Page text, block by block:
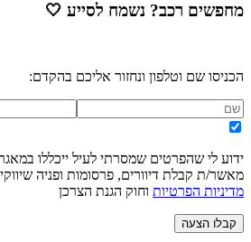
מחפשים רכב? נשמח לסייע 🤍
הכניסו שם וטלפון ונחזור אליכם בהקדם:
ידוע לי שהפרטים שמסרתי לעיל ייכללו
מאשר/ת קבלת דיוורים, פרסומות ופניה
מדיניות הפרטיות וחוק הגנת הצרכן
קבלו הצעה